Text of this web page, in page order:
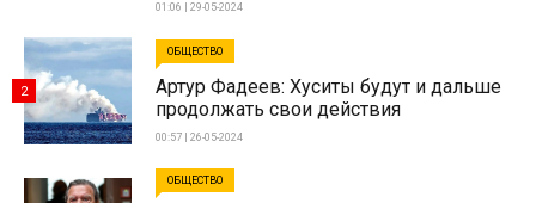
01:06 | 29-05-2024
ОБЩЕСТВО
Артур Фадеев: Хуситы будут и дальше
продолжать свои действия
00:57 | 26-05-2024
2
ОБЩЕСТВО